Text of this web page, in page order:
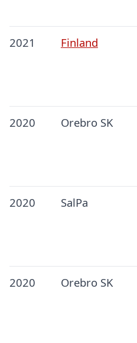
2021 Finland
2020 Orebro SK
2020 SalPa
2020 Orebro SK